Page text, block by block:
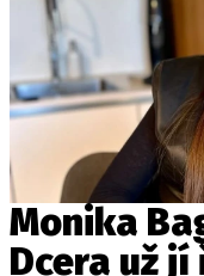
KULTURA
SPOLEČNOST
SPORT
Máte
Monika
Dcera už